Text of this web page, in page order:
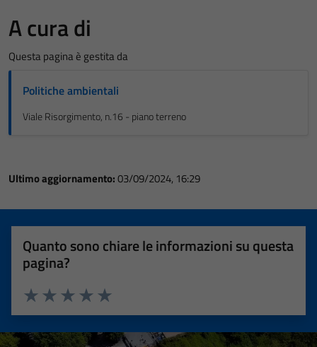
A cura di
Questa pagina è gestita da
Politiche ambientali
Viale Risorgimento, n.16 - piano terreno
Ultimo aggiornamento:03/09/2024, 16:29
Quanto sono chiare le informazioni su questa
pagina?
Valuta 5 stelle su 5
Valuta 4 stelle su 5
Valuta 3 stelle su 5
Valuta 2 stelle su 5
Valuta 1 stelle su 5